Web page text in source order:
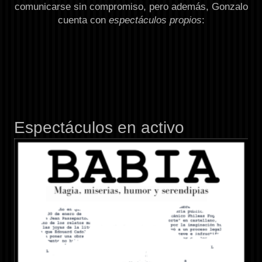
comunicarse sin compromiso, pero además, Gonzalo
cuenta con espectáculos propios:
Espectáculos en activo